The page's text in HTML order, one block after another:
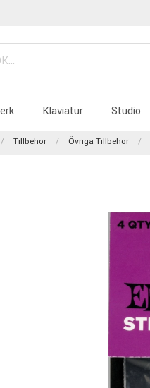
Klaviatur Studio
Tillbehör Övriga Tillbehör